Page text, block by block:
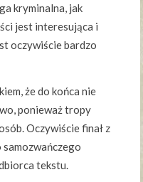
kryminalna, jak
jest interesująca i
oczywiście bardzo
że do końca nie
ponieważ tropy
Oczywiście finał z
tekstu.